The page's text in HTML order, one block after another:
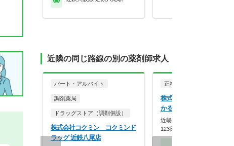
近隣の同じ路線の別の薬剤師求人
パート・アルバイト
調剤薬局
ドラッグストア（調剤併設）
株式会社コクミン コクミンド
ラッグ 近鉄八尾店
正社員
株式会社メディカルかる
かるがも薬局 八尾店
近畿圏に90店舗展開！年間
123日×スギHD母…